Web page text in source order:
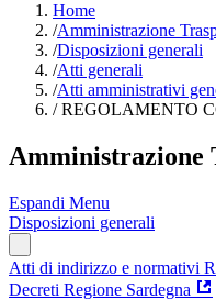
Home
/Amministrazione
/Disposizioni generali
/Atti generali
/Atti amministrativi
/REGOLAMENTO
Amministrazione
Espandi Menu
Disposizioni generali
Atti di indirizzo e normativi
Decreti Regione Sardegna